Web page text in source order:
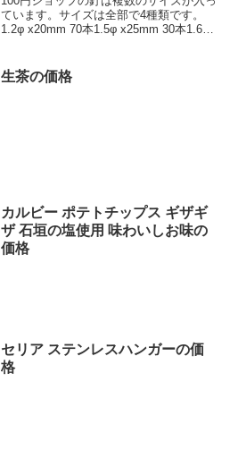
ています。サイズは全部で4種類です。
1.2φ x20mm 70本1.5φ x25mm 30本1.6φ
このよ...
生茶の価格
カルビー ポテトチップス ギザギ
ザ 石垣の塩使用 味わいしお味の
価格
セリア ステンレスハンガーの価
格